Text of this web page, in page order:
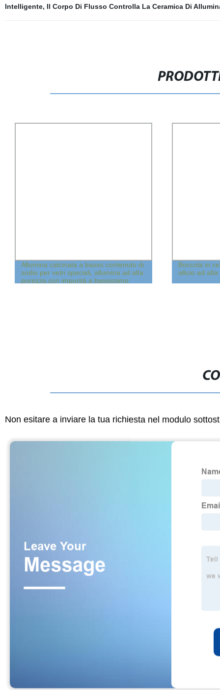
Intelligente, Il Corpo Di Flusso Controlla La Ceramica Di
Allumina calcinata a basso contenuto di
sodio per vetri speciali, allumina ad alta
purezza con impurità a bassissimo
Boccola in
silicio ad
Non esitare a inviare la tua richiesta nel modulo